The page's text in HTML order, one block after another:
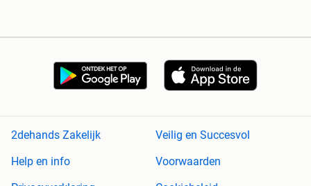
2dehands Zakelijk
Veilig en Succesvol
Help en info
Voorwaarden